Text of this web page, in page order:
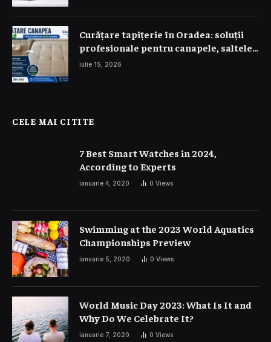
Curățare tapițerie în Oradea: soluții
profesionale pentru canapele, saltele
și interior auto
iulie 15, 2026
CELE MAI CITITE
7 Best Smart Watches in 2024,
According to Experts
ianuarie 4, 2020 0 Views
Swimming at the 2023 World Aquatics
Championships Preview
ianuarie 5, 2020 0 Views
World Music Day 2023: What Is It and
Why Do We Celebrate It?
ianuarie 7, 2020 0 Views